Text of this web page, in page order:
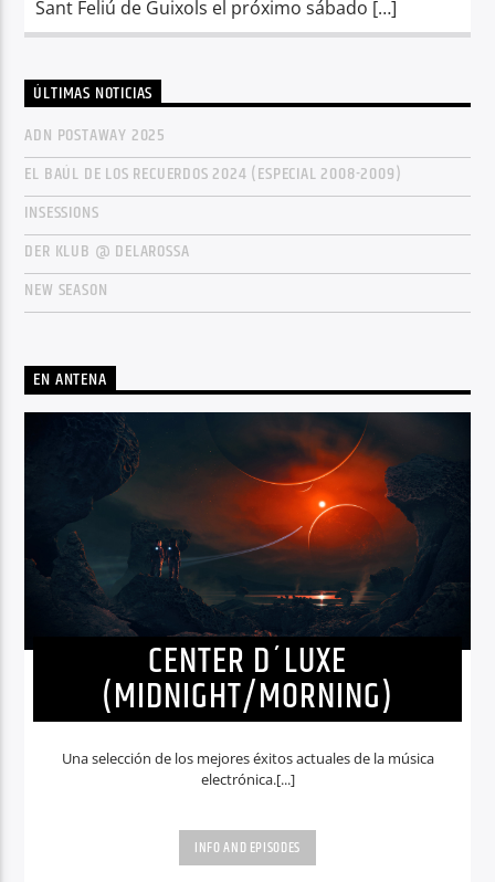
Sant Feliú de Guixols el próximo sábado […]
ÚLTIMAS NOTICIAS
ADN POSTAWAY 2025
EL BAÚL DE LOS RECUERDOS 2024 (ESPECIAL 2008-2009)
INSESSIONS
DER KLUB @ DELAROSSA
NEW SEASON
EN ANTENA
CENTER D´LUXE
(MIDNIGHT/MORNING)
Una selección de los mejores éxitos actuales de la música
electrónica.[...]
INFO AND EPISODES